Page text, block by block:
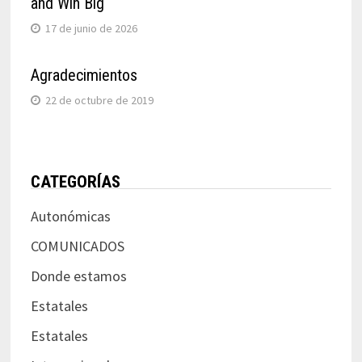
17 de junio de 2026
Agradecimientos
22 de octubre de 2019
CATEGORÍAS
Autonómicas
COMUNICADOS
Donde estamos
Estatales
Estatales